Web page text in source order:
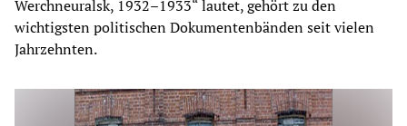
Werchneuralsk, 1932–1933“ lautet, gehört zu den
wichtigsten politischen Dokumentenbänden seit vielen
Jahrzehnten.